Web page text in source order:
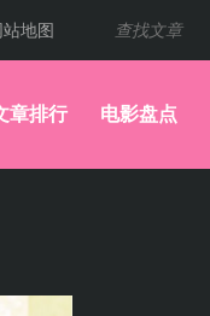
站地图
章排行 电影盘点